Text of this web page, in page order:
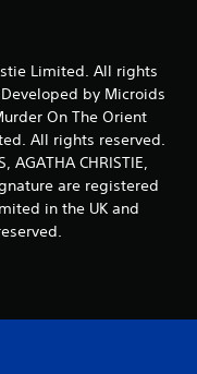
7
c
a
l
i
Limited. All rights
by Microids
On The Orient
All rights reserved.
AGATHA CHRISTIE,
are registered
in the UK and